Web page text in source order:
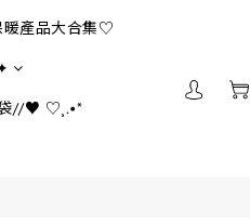
產品大合集♡
袋//♥ ♡¸.•*